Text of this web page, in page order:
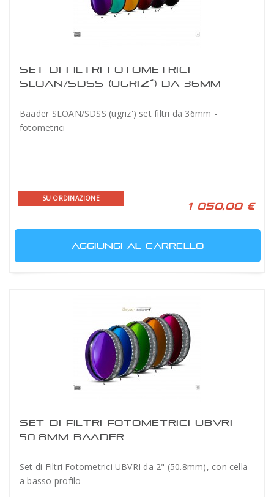
SET DI FILTRI FOTOMETRICI
SLOAN/SDSS (UGRIZ´) DA 36MM
Baader SLOAN/SDSS (ugriz') set filtri da 36mm -
fotometrici
SU ORDINAZIONE
1 050,00 €
AGGIUNGI AL CARRELLO
SET DI FILTRI FOTOMETRICI UBVRI
50.8MM BAADER
Set di Filtri Fotometrici UBVRI da 2" (50.8mm), con cella
a basso profilo